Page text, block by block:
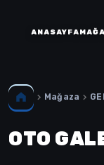
ANASAYFA
Mağaza
OTO